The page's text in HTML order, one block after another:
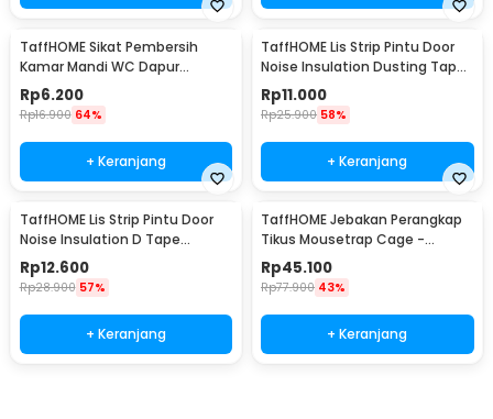
TaffHOME Sikat Pembersih
Kamar Mandi WC Dapur
Sponge Brush - 8211
Rp6.200
Rp16.900 64%
+ Keranjang
TaffHOME Lis Strip Pintu Door
Noise Insulation Dusting Tape
5Mx9mmx9mm - KK-061
Rp11.000
Rp25.900 58%
+ Keranjang
TaffHOME Lis Strip Pintu Door
Noise Insulation D Tape
9x6mm 10M - KK-062
Rp12.600
Rp28.900 57%
+ Keranjang
TaffHOME Jebakan Perangkap
Tikus Mousetrap Cage -
HU1999
Rp45.100
Rp77.900 43%
+ Keranjang